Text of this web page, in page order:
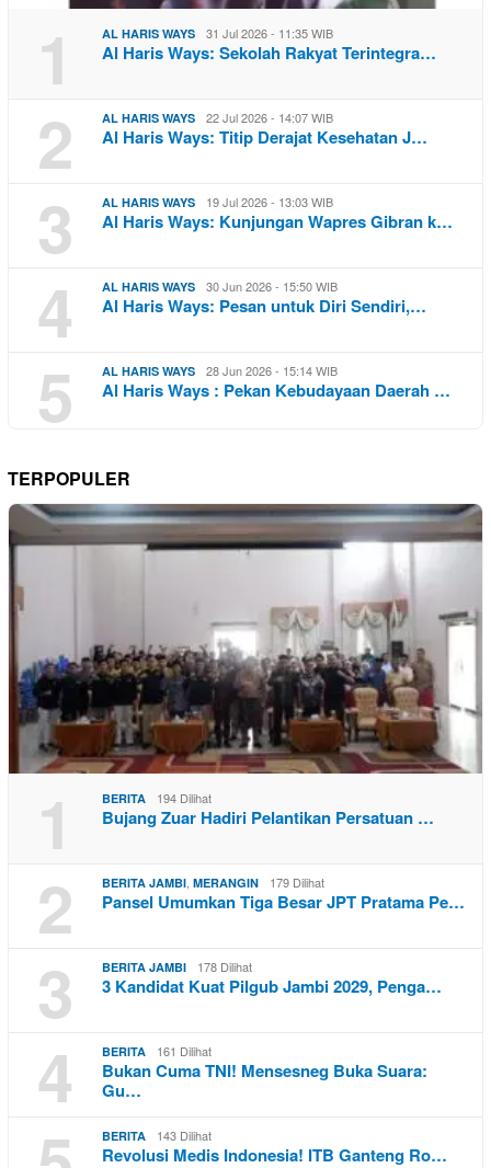
1 AL HARIS WAYS 31 Jul 2026 - 11:35 WIB
Al Haris Ways: Sekolah Rakyat Terintegra…
2 AL HARIS WAYS 22 Jul 2026 - 14:07 WIB
Al Haris Ways: Titip Derajat Kesehatan J…
3 AL HARIS WAYS 19 Jul 2026 - 13:03 WIB
Al Haris Ways: Kunjungan Wapres Gibran k…
4 AL HARIS WAYS 30 Jun 2026 - 15:50 WIB
Al Haris Ways: Pesan untuk Diri Sendiri,…
5 AL HARIS WAYS 28 Jun 2026 - 15:14 WIB
Al Haris Ways : Pekan Kebudayaan Daerah …
TERPOPULER
1 BERITA 194 Dilihat
Bujang Zuar Hadiri Pelantikan Persatuan …
2 BERITA JAMBI, MERANGIN 179 Dilihat
Pansel Umumkan Tiga Besar JPT Pratama Pe…
3 BERITA JAMBI 178 Dilihat
3 Kandidat Kuat Pilgub Jambi 2029, Penga…
4 BERITA 161 Dilihat
Bukan Cuma TNI! Mensesneg Buka Suara:
Gu…
BERITA 143 Dilihat
Revolusi Medis Indonesia! ITB Ganteng Ro…